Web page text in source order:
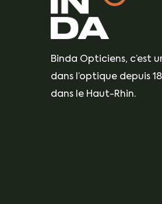
5 Grand Rue Pierre
68170 Rixheim
03 89 54 37 23
Binda Opticiens, c’est
dans l’optique depuis
dans le Haut-Rhin.